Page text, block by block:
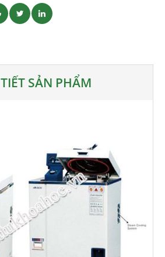
SẢN PHẨM